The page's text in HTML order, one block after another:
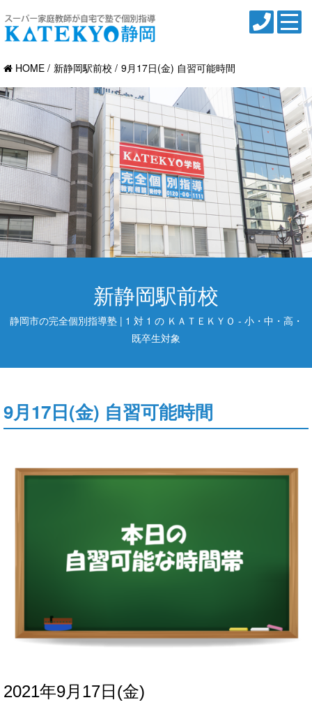
HOME 新静岡駅前校 9月17日(金) 自習可能時間
新静岡駅前校
静岡市の完全個別指導塾 | 1 対 1 の ＫＡＴＥＫＹＯ - 小・中・高・
既卒生対象
9月17日(金) 自習可能時間
2021年9月17日(金)